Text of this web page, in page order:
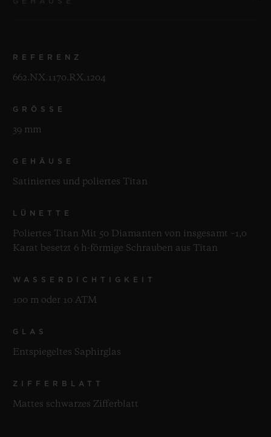
REFERENZ
662.NX.1170.RX.1204
GRÖSSE
39 mm
GEHÄUSE
Satiniertes und poliertes Titan
LÜNETTE
Poliertes Titan Mit 50 Diamanten von insgesamt ~1,0
Karat besetzt 6 h-förmige Schrauben aus Titan
WASSERDICHTIGKEIT
100 m oder 10 ATM
GLAS
Entspiegeltes Saphirglas
ZIFFERBLATT
Mattes schwarzes Zifferblatt